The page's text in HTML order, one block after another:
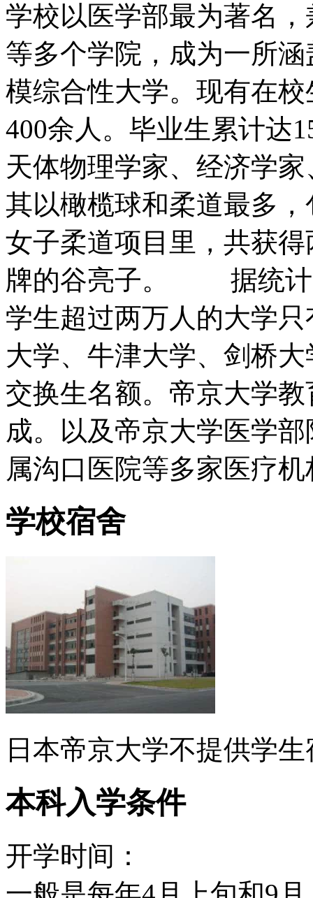
学校以医学部最为著名
等多个学院，成为一所
模综合性大学。现有在
400余人。毕业生累计达
天体物理学家、经济学
其以橄榄球和柔道最多
女子柔道项目里，共获
牌的谷亮子。 据统计
学生超过两万人的大学
大学、牛津大学、剑桥
交换生名额。帝京大学
成。以及帝京大学医学
属沟口医院等多家医疗机
学校宿舍
日本帝京大学不提供学生
本科入学条件
开学时间：